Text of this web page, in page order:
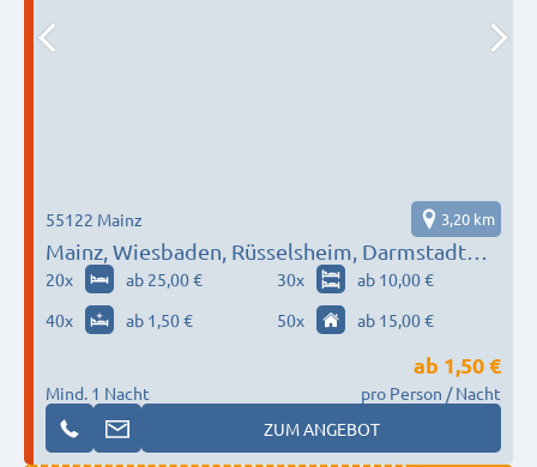
Mainz, Wiesbaden, Rüsselsheim, Darmstadt…
55122 Mainz 3,20 km
20x ab 25,00 € 30x
ab 10,00 €
40x ab 1,50 € 50x ab 15,00 €
Mind. 1 Nacht
ab 1,50 €
pro Person / Nacht
ZUM ANGEBOT